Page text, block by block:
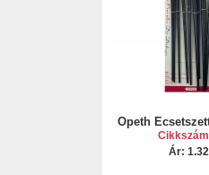
Opeth
Ár: